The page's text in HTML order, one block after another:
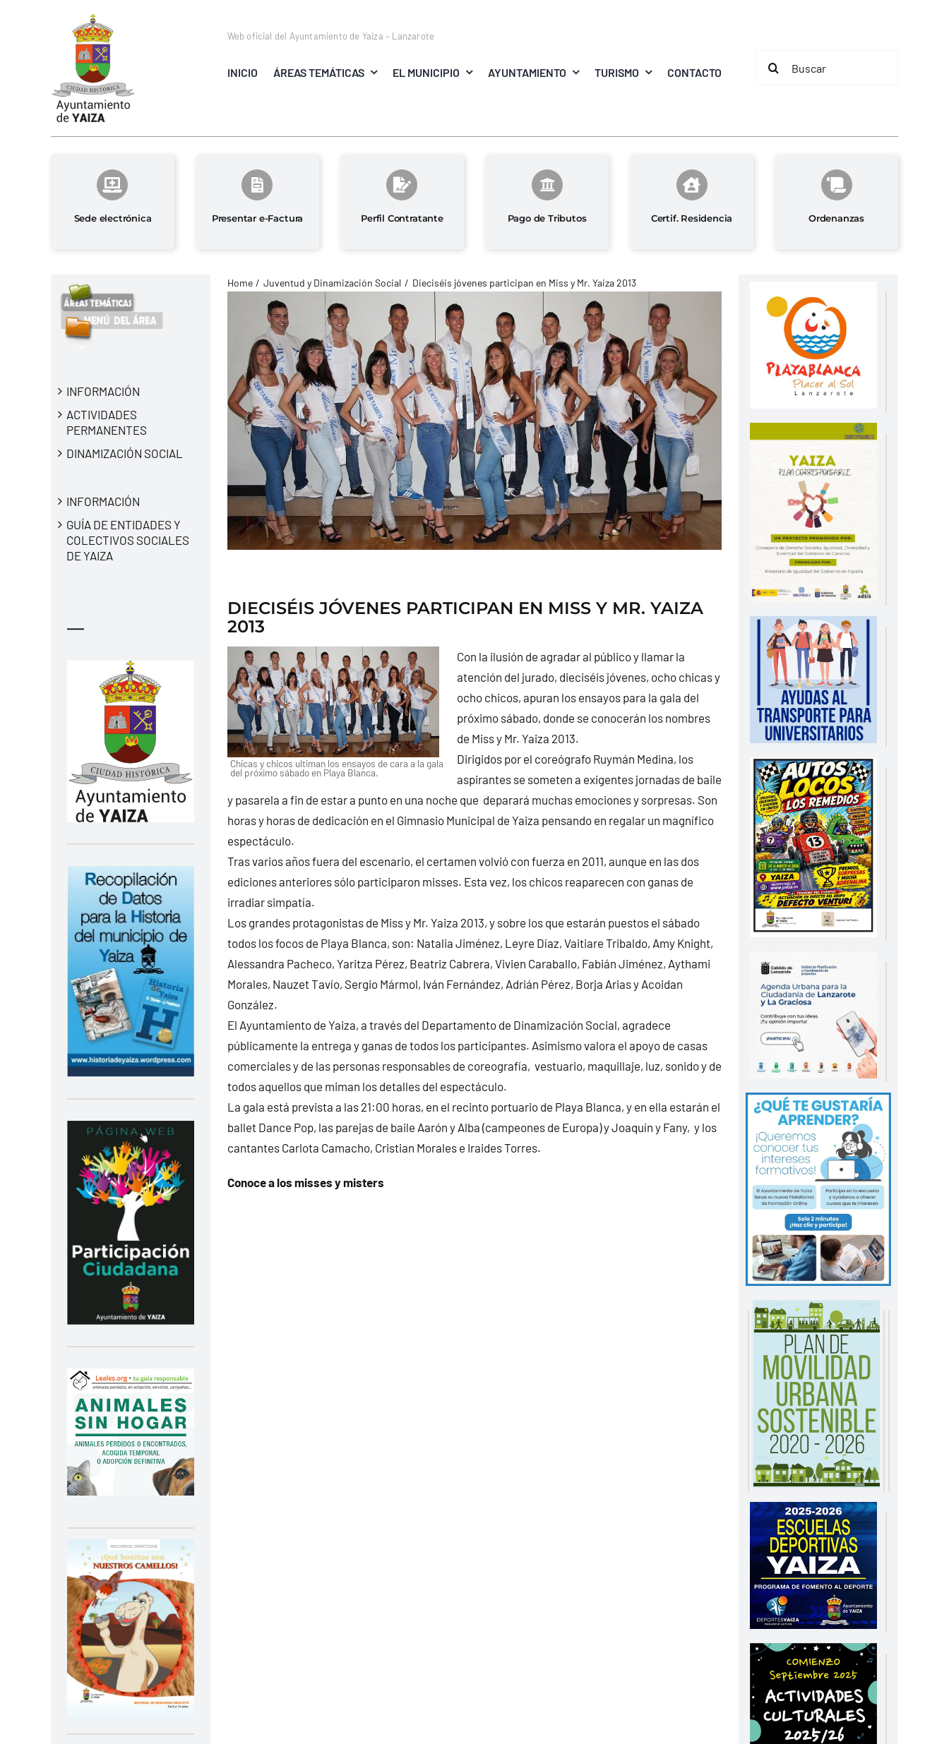
Web oficial del Ayuntamiento de Yaiza – Lanzarote
INICIO ÁREAS TEMÁTICAS EL MUNICIPIO AYUNTAMIENTO TURISMO CONTACTO
Buscar:
Sede electrónica Presentar e-Factura Perfil Contratante Pago de Tributos Certif. Residencia Ordenanzas
INFORMACIÓN
ACTIVIDADES
PERMANENTES
DINAMIZACIÓN SOCIAL
INFORMACIÓN
GUÍA DE ENTIDADES Y
COLECTIVOS SOCIALES
DE YAIZA
—
Home Juventud y Dinamización Social Dieciséis jóvenes participan en Miss y Mr. Yaiza 2013
DIECISÉIS JÓVENES PARTICIPAN EN MISS Y MR. YAIZA
2013
Chicas y chicos ultiman los ensayos de cara a la gala
del próximo sábado en Playa Blanca.
Con la ilusión de agradar al público y llamar la
atención del jurado, dieciséis jóvenes, ocho chicas y
ocho chicos, apuran los ensayos para la gala del
próximo sábado, donde se conocerán los nombres
de Miss y Mr. Yaiza 2013.
Dirigidos por el coreógrafo Ruymán Medina, los
aspirantes se someten a exigentes jornadas de baile
y pasarela a fin de estar a punto en una noche que deparará muchas emociones y sorpresas. Son
horas y horas de dedicación en el Gimnasio Municipal de Yaiza pensando en regalar un magnífico
espectáculo.
Tras varios años fuera del escenario, el certamen volvió con fuerza en 2011, aunque en las dos
ediciones anteriores sólo participaron misses. Esta vez, los chicos reaparecen con ganas de
irradiar simpatía.
Los grandes protagonistas de Miss y Mr. Yaiza 2013, y sobre los que estarán puestos el sábado
todos los focos de Playa Blanca, son: Natalia Jiménez, Leyre Díaz, Vaitiare Tribaldo, Amy Knight,
Alessandra Pacheco, Yaritza Pérez, Beatriz Cabrera, Vivien Caraballo, Fabián Jiménez, Aythami
Morales, Nauzet Tavío, Sergio Mármol, Iván Fernández, Adrián Pérez, Borja Arias y Acoidan
González.
El Ayuntamiento de Yaiza, a través del Departamento de Dinamización Social, agradece
públicamente la entrega y ganas de todos los participantes. Asimismo valora el apoyo de casas
comerciales y de las personas responsables de coreografía, vestuario, maquillaje, luz, sonido y de
todos aquellos que miman los detalles del espectáculo.
La gala está prevista a las 21:00 horas, en el recinto portuario de Playa Blanca, y en ella estarán el
ballet Dance Pop, las parejas de baile Aarón y Alba (campeones de Europa) y Joaquín y Fany, y los
cantantes Carlota Camacho, Cristian Morales e Iraides Torres.
Conoce a los misses y misters